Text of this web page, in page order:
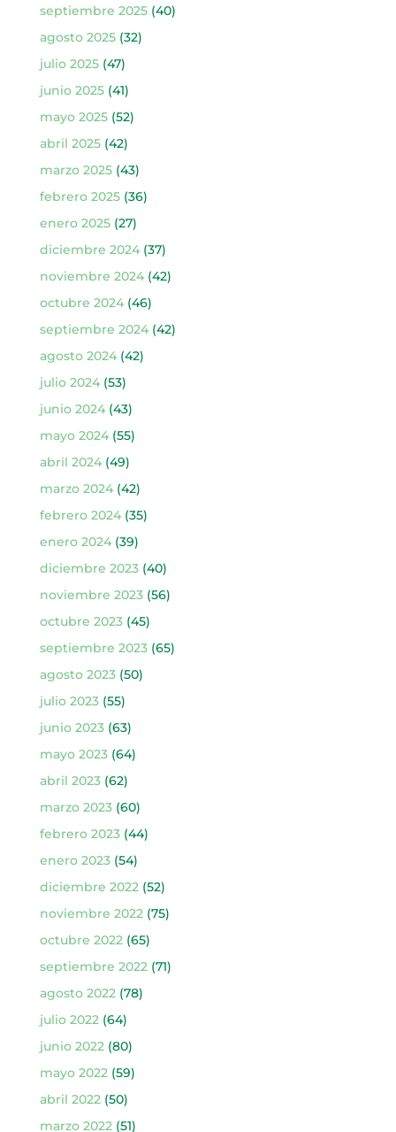
septiembre 2025(40)
agosto 2025(32)
julio 2025(47)
junio 2025(41)
mayo 2025(52)
abril 2025(42)
marzo 2025(43)
febrero 2025(36)
enero 2025(27)
diciembre 2024(37)
noviembre 2024(42)
octubre 2024(46)
septiembre 2024(42)
agosto 2024(42)
julio 2024(53)
junio 2024(43)
mayo 2024(55)
abril 2024(49)
marzo 2024(42)
febrero 2024(35)
enero 2024(39)
diciembre 2023(40)
noviembre 2023(56)
octubre 2023(45)
septiembre 2023(65)
agosto 2023(50)
julio 2023(55)
junio 2023(63)
mayo 2023(64)
abril 2023(62)
marzo 2023(60)
febrero 2023(44)
enero 2023(54)
diciembre 2022(52)
noviembre 2022(75)
octubre 2022(65)
septiembre 2022(71)
agosto 2022(78)
julio 2022(64)
junio 2022(80)
mayo 2022(59)
abril 2022(50)
marzo 2022(51)